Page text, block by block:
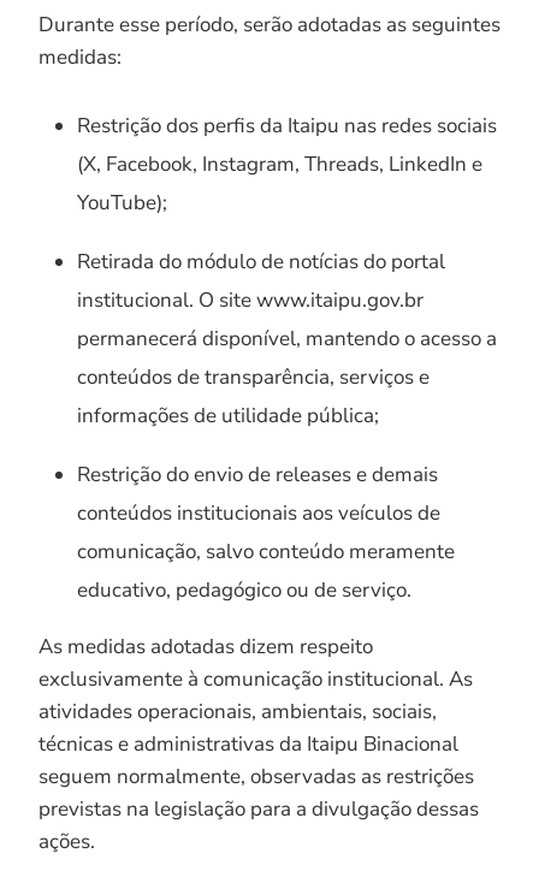
Durante esse período, serão adotadas as seguintes
medidas:
Restrição dos perfis da Itaipu nas redes sociais
(X, Facebook, Instagram, Threads, LinkedIn e
YouTube);
Retirada do módulo de notícias do portal
institucional. O site www.itaipu.gov.br
permanecerá disponível, mantendo o acesso a
conteúdos de transparência, serviços e
informações de utilidade pública;
Restrição do envio de releases e demais
conteúdos institucionais aos veículos de
comunicação, salvo conteúdo meramente
educativo, pedagógico ou de serviço.
As medidas adotadas dizem respeito
exclusivamente à comunicação institucional. As
atividades operacionais, ambientais, sociais,
técnicas e administrativas da Itaipu Binacional
seguem normalmente, observadas as restrições
previstas na legislação para a divulgação dessas
ações.